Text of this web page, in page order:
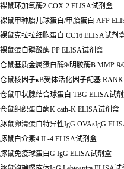
裸鼠环加氧酶2 COX-2 ELISA试剂盒
裸鼠甲种胎儿球蛋白/甲胎蛋白 AFP
裸鼠克拉拉细胞蛋白 CC16 ELISA试剂
裸鼠蛋白磷酸酶 PP ELISA试剂盒
仓鼠基质金属蛋白酶9/明胶酶B MMP-9/
仓鼠核因子κB受体活化因子配基
仓鼠甲状腺结合球蛋白 TBG ELISA试
仓鼠组织蛋白酶K cath-K ELISA试剂盒
豚鼠卵清蛋白特异性IgG OVAsIgG
豚鼠白介素4 IL-4 ELISA试剂盒
豚鼠免疫球蛋白G IgG ELISA试剂盒